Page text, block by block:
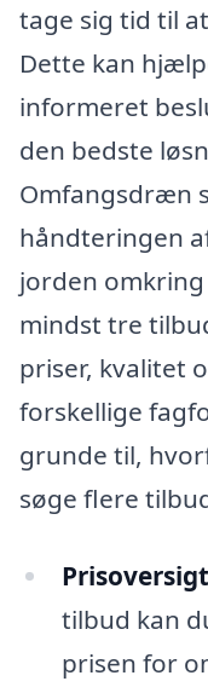
tage sig tid til
Dette kan
informeret
den bedste
Omfangsdræn
håndteringen
jorden
mindst tre
priser, kvalitet
forskellige
grunde til,
søge flere
tilbud kan
prisen for